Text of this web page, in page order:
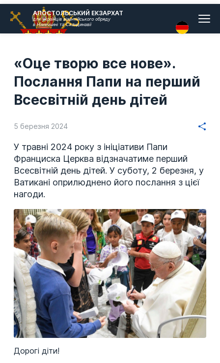
АПОСТОЛЬСЬКИЙ ЕКЗАРХАТ
для українців візантійського обряду
в Німеччині та Скандинавії
меню
«Оце творю все нове».
Послання Папи на перший
Всесвітній день дітей
5 березня 2024
У травні 2024 року з ініціативи Папи
Франциска Церква відзначатиме перший
Всесвітній день дітей. У суботу, 2 березня, у
Ватикані оприлюднено його послання з цієї
нагоди.
Дорогі діти!